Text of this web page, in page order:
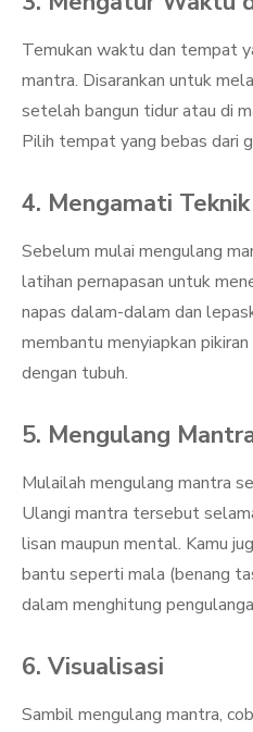
Temukan waktu dan tempat
mantra. Disarankan untuk
setelah bangun tidur atau di
Pilih tempat yang bebas dari
4. Mengamati
Sebelum mulai mengulang
latihan pernapasan untuk
napas dalam-dalam dan
membantu menyiapkan
dengan tubuh.
5. Mengulang
Mulailah mengulang mantra
Ulangi mantra tersebut
lisan maupun mental. Kamu
bantu seperti mala (benang
dalam menghitung
6. Visualisasi
Sambil mengulang mantra,